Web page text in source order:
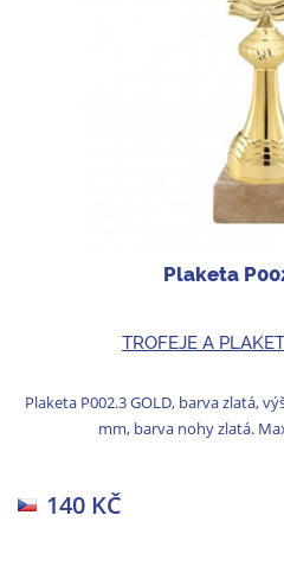
Plaketa
TROFEJE A
Plaketa P002.3 GOLD, barva zlatá,
mm, barva nohy zlatá.
140 KČ